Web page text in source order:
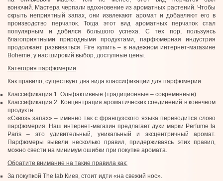
вонючий. Мастера черпали вдохновение из ароматных растений. Чтобы
скрыть неприятный запах, они извлекают аромат и добавляют его в
производство перчаток. Тогда этот вид ароматных перчаток стал
популярным и добился большого успеха. С тех пор, пользуясь
благоприятными природными продуктами, парфюмерная индустрия
продолжает развиваться. Fire купить – в надежном интернет-магазине
Boheme, у нас широкий выбор, доступные цены.
Категория парфюмерии
Как правило, существует два вида классификации для парфюмерии.
Классификация 1: Ольфактивные (традиционные – современные).
Классификация 2: Концентрация ароматических соединений в конечном
продукте.
«Сквозь запах» – именно так с французского языка переводится слово
парфюмерия. Наш интернет-магазин предлагает духи марки Perfume la
Paris – это удивительный, уникальный и эксцентричный аромат.
Парфюмеры вывели несколько правил, придерживаясь этих правил,
можно свести на минимум ошибки при покупке аромата.
Обратите внимание на такие правила как:
За покупкой The lab Киев, стоит идти «на свежий нос».